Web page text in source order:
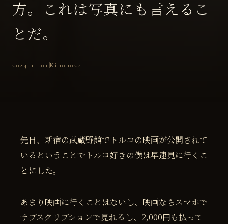
方。これは写真にも言えるこ
とだ。
2024.11.01 Kinono24
先日、新宿の武蔵野館でトルコの映画が公開されて
いるということでトルコ好きの僕は早速見に行くこ
とにした。
あまり映画に行くことはないし、映画ならスマホで
サブスクリプションで見れるし、2,000円も払って